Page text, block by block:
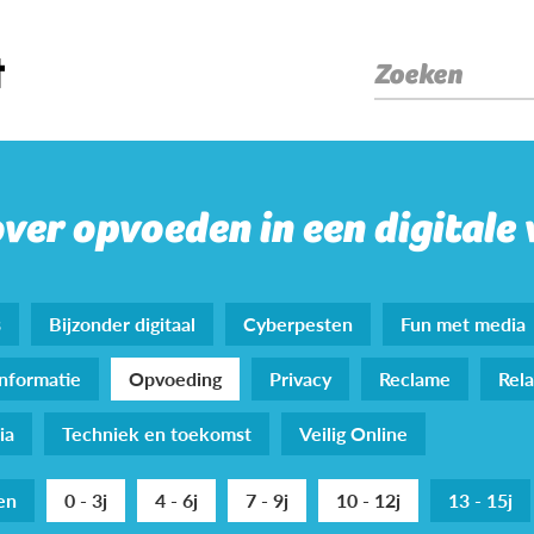
Zoeken
opvoeden in een digitale
Bijzonder digitaal Cyberpesten Fun met media
Opvoeding Privacy Reclame
Techniek en toekomst Veilig Online
0 - 3j 4 - 6j 7 - 9j 10 - 12j 13 - 15j